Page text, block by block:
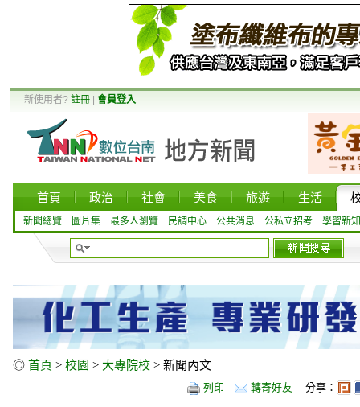
新使用者? 註冊 會員登入
首頁 政治 社會 美食 旅遊 生活
新聞總覽 圖片集 最多人瀏覽 民調中心 公共消息 公私立招考 學習新知
◎ 首頁 > 校園 > 大專院校 > 新聞內文
列印 轉寄好友 分享：